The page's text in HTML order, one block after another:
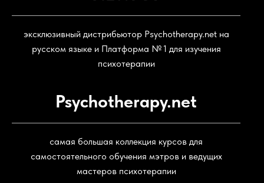
эксклюзивный дистрибьютор Psychotherapy.net на
русском языке и Платформа № 1 для изучения
психотерапии
Psychotherapy.net
самая большая коллекция курсов для
самостоятельного обучения мэтров и ведущих
мастеров психотерапии